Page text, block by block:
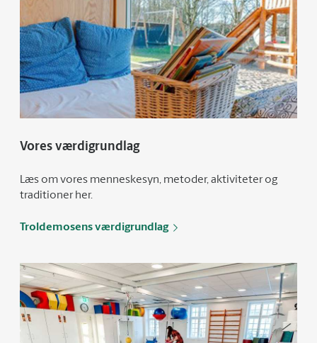
Vores værdigrundlag
Læs om vores menneskesyn, metoder, aktiviteter og
traditioner her.
Troldemosens værdigrundlag